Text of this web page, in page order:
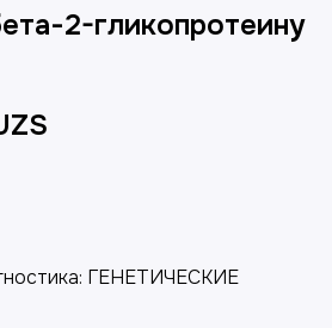
2-гликопротеину
ГЕНЕТИЧЕСКИЕ
услуги